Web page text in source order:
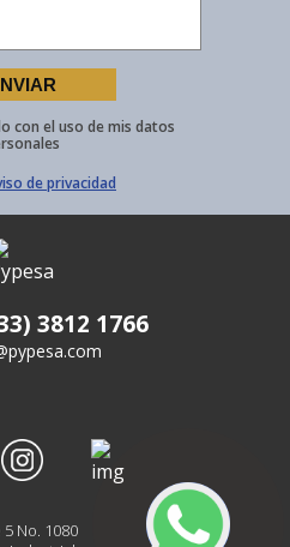
con el uso de mis datos
de privacidad
3812 1766
5 No. 1080